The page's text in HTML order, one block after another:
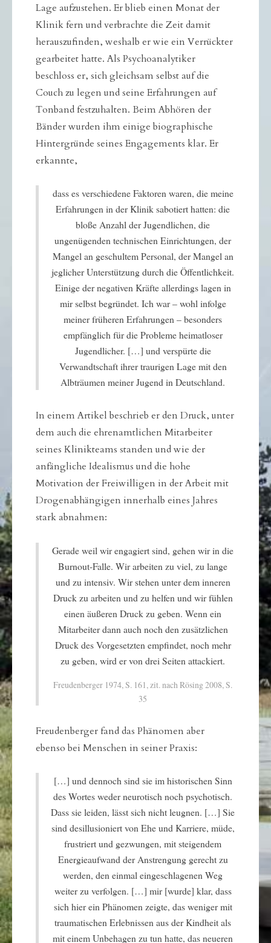
Lage aufzustehen. Er blieb einen Monat der
Klinik fern und verbrachte die Zeit damit
herauszufinden, weshalb er wie ein Verrückter
gearbeitet hatte. Als Psychoanalytiker
beschloss er, sich gleichsam selbst auf die
Couch zu legen und seine Erfahrungen auf
Tonband festzuhalten. Beim Abhören der
Bänder wurden ihm einige biographische
Hintergründe seines Engagements klar. Er
erkannte,
dass es verschiedene Faktoren waren, die meine
Erfahrungen in der Klinik sabotiert hatten: die
bloße Anzahl der Jugendlichen, die
ungenügenden technischen Einrichtungen, der
Mangel an geschultem Personal, der Mangel an
jeglicher Unterstützung durch die Öffentlichkeit.
Einige der negativen Kräfte allerdings lagen in
mir selbst begründet. Ich war – wohl infolge
meiner früheren Erfahrungen – besonders
empfänglich für die Probleme heimatloser
Jugendlicher. […] und verspürte die
Verwandtschaft ihrer traurigen Lage mit den
Albträumen meiner Jugend in Deutschland.
In einem Artikel beschrieb er den Druck, unter
dem auch die ehrenamtlichen Mitarbeiter
seines Klinikteams standen und wie der
anfängliche Idealismus und die hohe
Motivation der Freiwilligen in der Arbeit mit
Drogenabhängigen innerhalb eines Jahres
stark abnahmen:
Gerade weil wir engagiert sind, gehen wir in die
Burnout-Falle. Wir arbeiten zu viel, zu lange
und zu intensiv. Wir stehen unter dem inneren
Druck zu arbeiten und zu helfen und wir fühlen
einen äußeren Druck zu geben. Wenn ein
Mitarbeiter dann auch noch den zusätzlichen
Druck des Vorgesetzten empfindet, noch mehr
zu geben, wird er von drei Seiten attackiert.
Freudenberger 1974, S. 161, zit. nach Rösing 2008, S.
35
Freudenberger fand das Phänomen aber
ebenso bei Menschen in seiner Praxis:
[…] und dennoch sind sie im historischen Sinn
des Wortes weder neurotisch noch psychotisch.
Dass sie leiden, lässt sich nicht leugnen. […] Sie
sind desillusioniert von Ehe und Karriere, müde,
frustriert und gezwungen, mit steigendem
Energieaufwand der Anstrengung gerecht zu
werden, den einmal eingeschlagenen Weg
weiter zu verfolgen. […] mir [wurde] klar, dass
sich hier ein Phänomen zeigte, das weniger mit
traumatischen Erlebnissen aus der Kindheit als
mit einem Unbehagen zu tun hatte, das neueren